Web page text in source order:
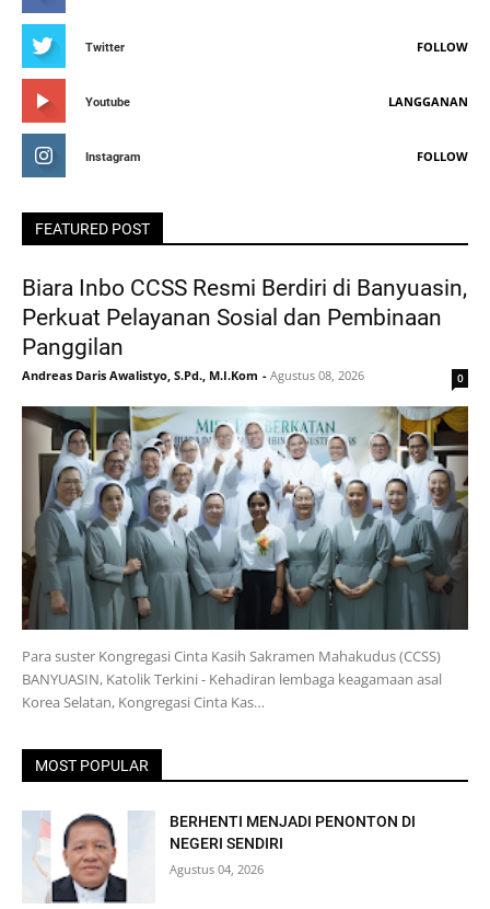
Twitter FOLLOW
Youtube LANGGANAN
Instagram FOLLOW
FEATURED POST
Biara Inbo CCSS Resmi Berdiri di Banyuasin,
Perkuat Pelayanan Sosial dan Pembinaan
Panggilan
Andreas Daris Awalistyo, S.Pd., M.I.Kom - Agustus 08, 2026 0
Para suster Kongregasi Cinta Kasih Sakramen Mahakudus (CCSS)
BANYUASIN, Katolik Terkini - Kehadiran lembaga keagamaan asal
Korea Selatan, Kongregasi Cinta Kas…
MOST POPULAR
BERHENTI MENJADI PENONTON DI
NEGERI SENDIRI
Agustus 04, 2026